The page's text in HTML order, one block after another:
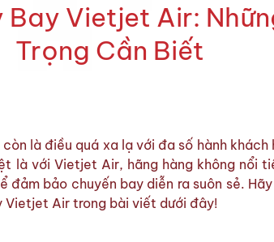
Bay Vietjet Air:
Trọng Cần Biết
là điều quá xa lạ với đa số hành khách
là với Vietjet Air, hãng hàng không nổi
đảm bảo chuyến bay diễn ra suôn sẻ.
Vietjet Air trong bài viết dưới đây!